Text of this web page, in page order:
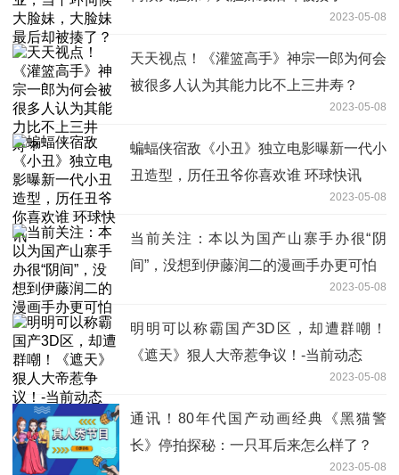
2023-05-08
天天视点！《灌篮高手》神宗一郎为何会
被很多人认为其能力比不上三井寿？
2023-05-08
蝙蝠侠宿敌《小丑》独立电影曝新一代小
丑造型，历任丑爷你喜欢谁 环球快讯
2023-05-08
当前关注：本以为国产山寨手办很“阴
间”，没想到伊藤润二的漫画手办更可怕
2023-05-08
明明可以称霸国产3D区，却遭群嘲！
《遮天》狠人大帝惹争议！-当前动态
2023-05-08
通讯！80年代国产动画经典《黑猫警
长》停拍探秘：一只耳后来怎么样了？
2023-05-08